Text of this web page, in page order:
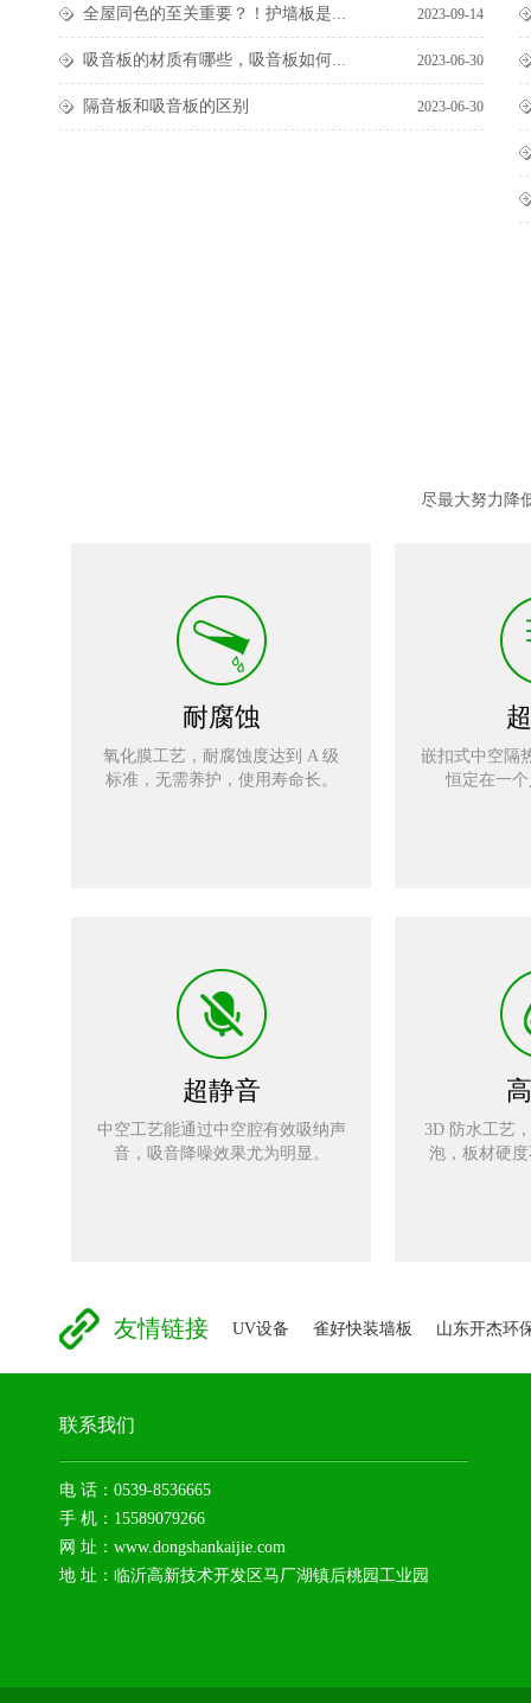
全屋同色的至关重要？！护墙板是... 2023-09-14
吸音板的材质有哪些，吸音板如何... 2023-06-30
隔音板和吸音板的区别 2023-06-30
尽最大努力降
耐腐蚀
氧化膜工艺，耐腐蚀度达到 A 级
标准，无需养护，使用寿命长。
嵌扣式中空隔
恒定在一
超静音
中空工艺能通过中空腔有效吸纳声
音，吸音降噪效果尤为明显。
3D 防水工艺
泡，板材硬
友情链接 UV设备 雀好快装墙板 山东开杰环
联系我们
电 话：0539-8536665
手 机：15589079266
网 址：www.dongshankaijie.com
地 址：临沂高新技术开发区马厂湖镇后桃园工业园